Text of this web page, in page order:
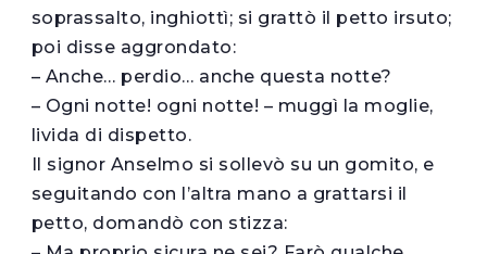
soprassalto, inghiottì; si grattò il petto irsuto;
poi disse aggrondato:
– Anche… perdio… anche questa notte?
– Ogni notte! ogni notte! – muggì la moglie,
livida di dispetto.
Il signor Anselmo si sollevò su un gomito, e
seguitando con l’altra mano a grattarsi il
petto, domandò con stizza: